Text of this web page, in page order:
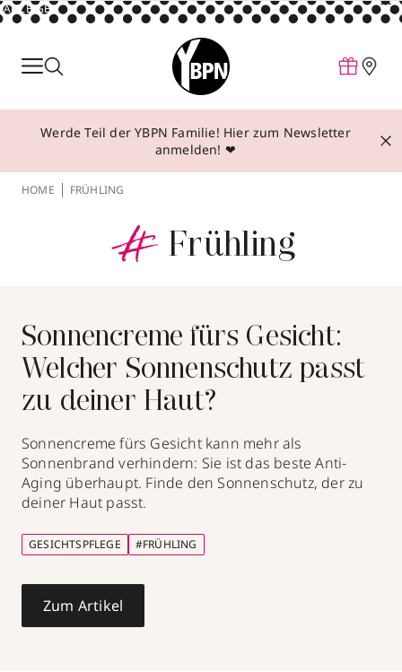
ANZEIGE
Parfum
Make-up
Behandlungen
Über YBPN
Storefinder
Werde Teil der YBPN Familie! Hier zum Newsletter
anmelden! ❤
HOME FRÜHLING# Frühling
Sonnencreme fürs Gesicht:
Welcher Sonnenschutz passt
zu deiner Haut?
Sonnencreme fürs Gesicht kann mehr als
Sonnenbrand verhindern: Sie ist das beste Anti-
Aging überhaupt. Finde den Sonnenschutz, der zu
deiner Haut passt.
GESICHTSPFLEGE #FRÜHLING
Zum Artikel